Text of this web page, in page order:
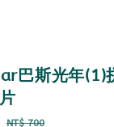
巴斯光年(1)
Regular
NT$ 700